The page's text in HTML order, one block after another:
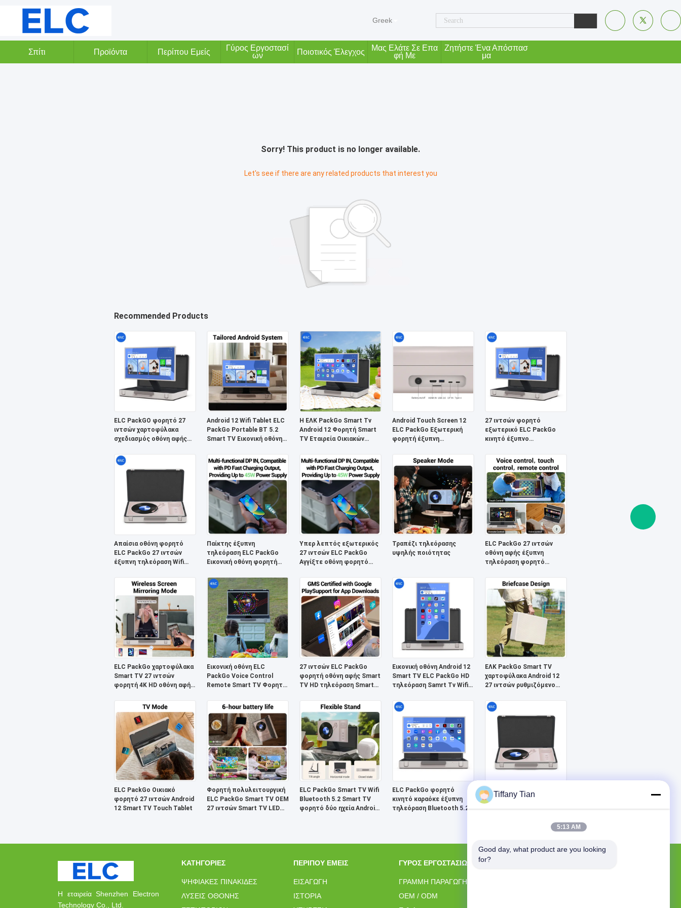
Greek
Σπίτι Προϊόντα Περίπου Εμείς
Γύρος Εργοστασί
Ων
Ποιοτικός Έλεγχος
Μας Ελάτε Σε Επα
Φή Με
Ζητήστε Ένα Απόσπασ
Μα
Sorry! This product is no longer available.
Let's see if there are any related products that interest you
Recommended Products
ELC PackGO φορητό 27
ιντσών χαρτοφύλακα
σχεδιασμός οθόνη αφής
οθόνη για κάμπινγκ
Android 12 Wifi Tablet ELC
PackGo Portable BT 5.2
Smart TV Εικονική οθόνη
Η ΕΛΚ PackGo Smart Tv
Android 12 Φορητή Smart
TV Εταιρεία Οικιακών
Android Touch Screen 12
ELC PackGo Εξωτερική
φορητή έξυπνη
τηλεχειριστή
27 ιντσών φορητό
εξωτερικό ELC PackGo
κινητό έξυπνο
τηλεοπτική οθόνη αφής
Απαίσια οθόνη φορητό
ELC PackGo 27 ιντσών
έξυπνη τηλεόραση Wifi
τηλεόραση χαρτοφύλακα
Παίκτης έξυπνη
τηλεόραση ELC PackGo
Εικονική οθόνη φορητή
τηλεόραση για οικιακή
εξωτερική χρήση
Υπερ λεπτός εξωτερικός
27 ιντσών ELC PackGo
Αγγίξτε οθόνη φορητό
τηλεόραση
Τραπέζι τηλεόρασης
υψηλής ποιότητας
ELC PackGo 27 ιντσών
οθόνη αφής έξυπνη
τηλεόραση φορητό
τηλεόραση τάμπλετ
εξωτερικό
ELC PackGo χαρτοφύλακα
Smart TV 27 ιντσών
φορητή 4K HD οθόνη αφής
Εικονική οθόνη ELC
PackGo Voice Control
Remote Smart TV Φορητή
27 ιντσών ELC PackGo
φορητή οθόνη αφής Smart
TV HD τηλεόραση Smart
Εικονική οθόνη Android 12
Smart TV ELC PackGo HD
τηλεόραση Samrt Tv Wifi
ΕΛΚ PackGo Smart TV
χαρτοφύλακα Android 12
27 ιντσών ρυθμιζόμενο
ELC PackGo Οικιακό
φορητό 27 ιντσών Android
12 Smart TV Touch Tablet
Φορητή πολυλειτουργική
ELC PackGo Smart TV OEM
27 ιντσών Smart TV LED
ELC PackGo Smart TV Wifi
Bluetooth 5.2 Smart TV
φορητό δύο ηχεία Android
ELC PackGo φορητό
κινητό καραόκε έξυπνη
τηλεόραση Bluetooth 5.2
Android 27 ιντσών ELC
Packgo χαρτοφύλακα
φορητό Smart TV Android
Η εταιρεία Shenzhen Electron
Technology Co., Ltd.
ΚΑΤΗΓΟΡΊΕΣ
ΨΗΦΙΑΚΈΣ ΠΙΝΑΚΊΔΕΣ
ΛΎΣΕΙΣ ΟΘΌΝΗΣ
ΠΕΡΊΠΟΥ ΕΜΕΊΣ
ΕΙΣΑΓΩΓΉ
ΙΣΤΟΡΊΑ
ΓΎΡΟΣ ΕΡΓΟΣΤΑΣΊΩΝ
ΓΡΑΜΜΉ ΠΑΡΑΓΩΓΉΣ
OEM / ODM
Tiffany Tian
5:13 AM
Good day, what product are you looking
for?